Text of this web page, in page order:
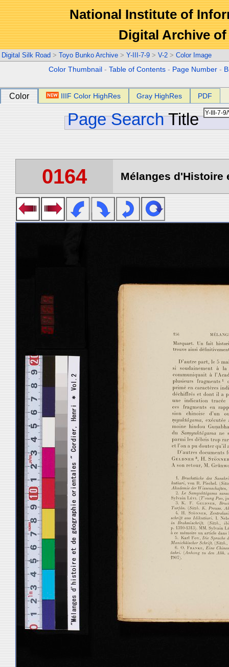
National Institute of
Digital Archive
Digital Silk Road > Toyo Bunko Archive > Y-III-7-9 > V-2 > Color Image
Color Thumbnail -Table of Contents - Page Number -
Color IIIF Color HighRes Gray HighRes PDF
Page Search Title
0164 Mélanges d'Histoire